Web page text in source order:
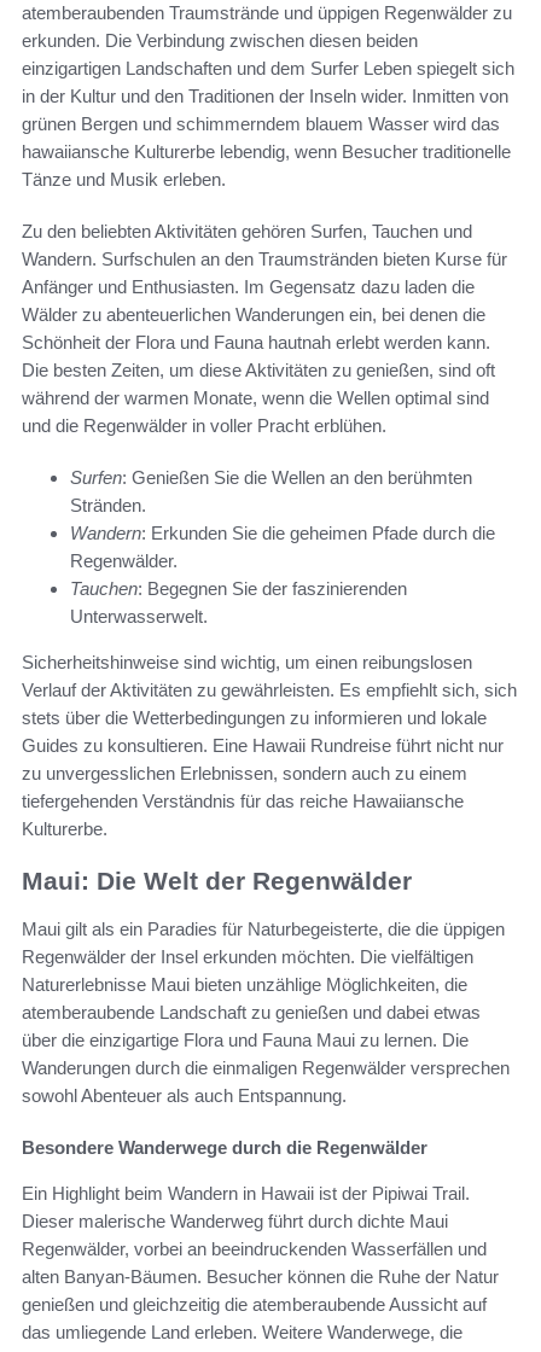
atemberaubenden Traumstrände und üppigen Regenwälder zu
erkunden. Die Verbindung zwischen diesen beiden
einzigartigen Landschaften und dem Surfer Leben spiegelt sich
in der Kultur und den Traditionen der Inseln wider. Inmitten von
grünen Bergen und schimmerndem blauem Wasser wird das
hawaiiansche Kulturerbe lebendig, wenn Besucher traditionelle
Tänze und Musik erleben.
Zu den beliebten Aktivitäten gehören Surfen, Tauchen und
Wandern. Surfschulen an den Traumstränden bieten Kurse für
Anfänger und Enthusiasten. Im Gegensatz dazu laden die
Wälder zu abenteuerlichen Wanderungen ein, bei denen die
Schönheit der Flora und Fauna hautnah erlebt werden kann.
Die besten Zeiten, um diese Aktivitäten zu genießen, sind oft
während der warmen Monate, wenn die Wellen optimal sind
und die Regenwälder in voller Pracht erblühen.
Surfen: Genießen Sie die Wellen an den berühmten
Stränden.
Wandern: Erkunden Sie die geheimen Pfade durch die
Regenwälder.
Tauchen: Begegnen Sie der faszinierenden
Unterwasserwelt.
Sicherheitshinweise sind wichtig, um einen reibungslosen
Verlauf der Aktivitäten zu gewährleisten. Es empfiehlt sich, sich
stets über die Wetterbedingungen zu informieren und lokale
Guides zu konsultieren. Eine Hawaii Rundreise führt nicht nur
zu unvergesslichen Erlebnissen, sondern auch zu einem
tiefergehenden Verständnis für das reiche Hawaiiansche
Kulturerbe.
Maui: Die Welt der Regenwälder
Maui gilt als ein Paradies für Naturbegeisterte, die die üppigen
Regenwälder der Insel erkunden möchten. Die vielfältigen
Naturerlebnisse Maui bieten unzählige Möglichkeiten, die
atemberaubende Landschaft zu genießen und dabei etwas
über die einzigartige Flora und Fauna Maui zu lernen. Die
Wanderungen durch die einmaligen Regenwälder versprechen
sowohl Abenteuer als auch Entspannung.
Besondere Wanderwege durch die Regenwälder
Ein Highlight beim Wandern in Hawaii ist der Pipiwai Trail.
Dieser malerische Wanderweg führt durch dichte Maui
Regenwälder, vorbei an beeindruckenden Wasserfällen und
alten Banyan-Bäumen. Besucher können die Ruhe der Natur
genießen und gleichzeitig die atemberaubende Aussicht auf
das umliegende Land erleben. Weitere Wanderwege, die